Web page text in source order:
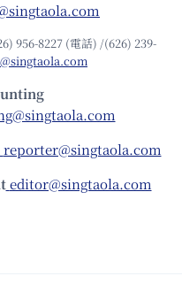
956-8227 (電話) /(626) 239-
reporter@singtaola.com
editor@singtaola.com